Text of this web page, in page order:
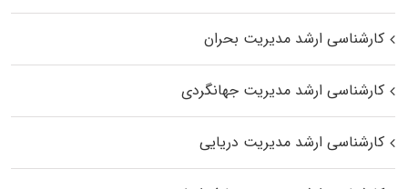
کارشناسی ارشد مدیریت بحران
کارشناسی ارشد مدیریت جهانگردی
کارشناسی ارشد مدیریت دریایی